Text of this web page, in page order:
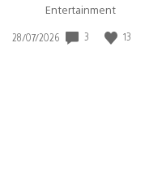
Entertainment
Date
28/07/2026 3 13